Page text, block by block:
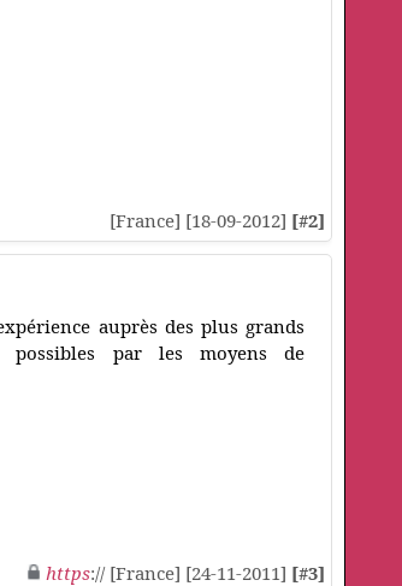
[France] [18-09-2012] [#2]
auprès des plus grands
possibles par les moyens de
https:// [France] [24-11-2011] [#3]